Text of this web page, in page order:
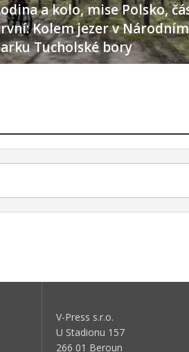
a kolo, mise Polsko,
Kolem jezer v Národním
Tucholské bory
V-Press s.r.o.
U Stadionu 157
266 01 Beroun